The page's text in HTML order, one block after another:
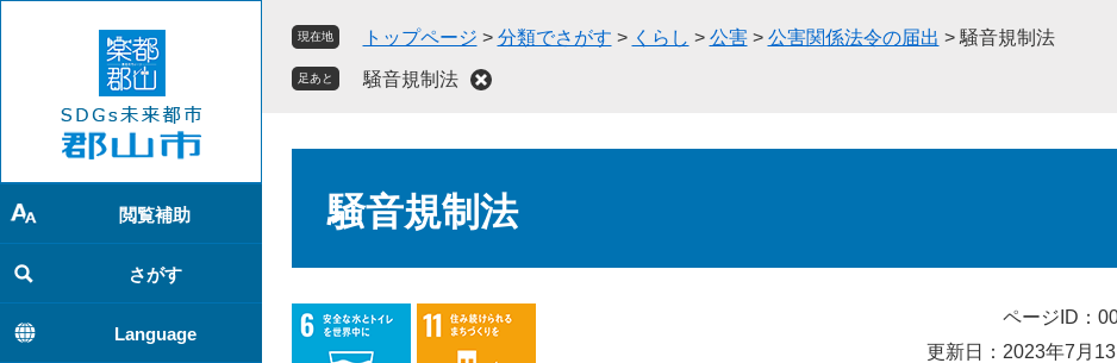
で
す
。
ば
し
て
本
文
へ
閲覧補助
さがす
Language
現在地 トップページ > 分類でさがす > くらし > 公害 > 公害関係法令の届出 > 騒音規制法
足あと 騒音規制法
騒音規制法
ページID：
更新日：2023年7月